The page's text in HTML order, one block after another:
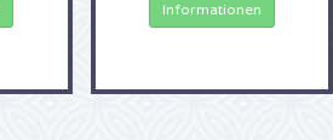
Informationen